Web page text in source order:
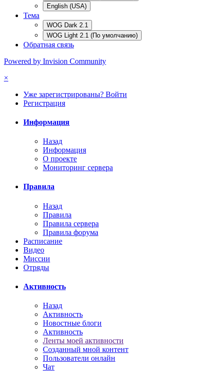
English (USA)
Тема
WOG Dark 2.1
WOG Light 2.1 (По умолчанию)
Обратная связь
Powered by Invision Community
×
Уже зарегистрированы? Войти
Регистрация
Информация
Назад
Информация
О проекте
Мониторинг сервера
Правила
Назад
Правила
Правила сервера
Правила форума
Расписание
Видео
Миссии
Отряды
Активность
Назад
Активность
Новостные блоги
Активность
Ленты моей активности
Созданный мной контент
Пользователи онлайн
Чат